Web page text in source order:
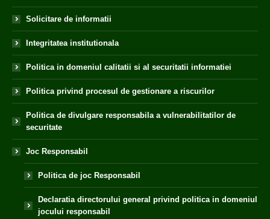
Solicitare de informatii
Integritatea institutionala
Politica in domeniul calitatii si al securitatii informatiei
Politica privind procesul de gestionare a riscurilor
Politica de divulgare responsabila a vulnerabilitatilor de
securitate
Joc Responsabil
Politica de joc Responsabil
Declaratia directorului general privind politica in domeniul
jocului responsabil